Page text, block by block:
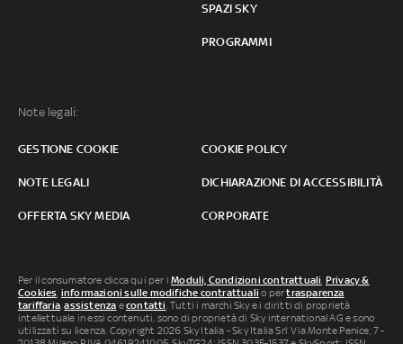
SPAZI SKY
PROGRAMMI
Note legali:
GESTIONE COOKIE COOKIE POLICY
NOTE LEGALI DICHIARAZIONE DI ACCESSIBILITÀ
OFFERTA SKY MEDIA CORPORATE
Per il consumatore clicca qui per iModuli, Condizioni contrattuali Privacy &
Cookies informazioni sulle modifiche contrattuali o pertrasparenza
tariffaria ,assistenza econtatti . Tutti i marchi Sky e i diritti di proprietà
intellettuale in essi contenuti, sono di proprietà di Sky international AG e sono
utilizzati su licenza. Copyright 2026 Sky Italia - Sky Italia Srl Via Monte Penice, 7 -